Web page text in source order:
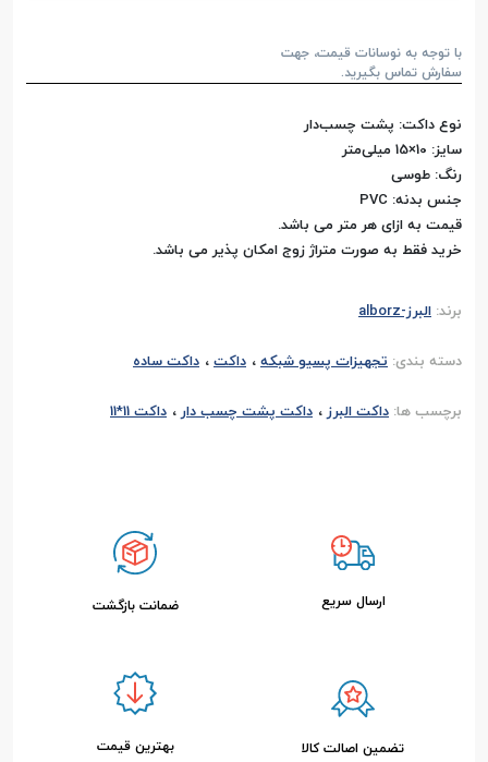
با توجه به نوسانات قیمت، جهت
سفارش تماس بگیرید.
نوع داکت: پشت چسب‌دار
سایز: 10×15 میلی‌متر
رنگ: طوسی
جنس بدنه: PVC
قیمت به ازای هر متر می باشد.
خرید فقط به صورت متراژ زوج امکان پذیر می باشد.
برند: البرز-alborz
دسته بندی: تجهیزات پسیو شبکه، داکت، داکت ساده
برچسب ها: داکت البرز، داکت پشت چسب دار، داکت 11*11
ارسال سریع ضمانت بازگشت
تضمین اصالت کالا بهترین قیمت